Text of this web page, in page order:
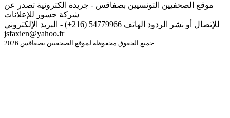
موقع الصحفيين التونسيين بصفاقس - جريدة الكترونية تصدر عن
شركة جسور للإعلانات
للإتصال أو نشر الردود الهاتف 54779966 (216+) - البريد الإلكتروني
jsfaxien@yahoo.fr
جميع الحقوق محفوظة لموقع الصحفيين بصفاقس 2026